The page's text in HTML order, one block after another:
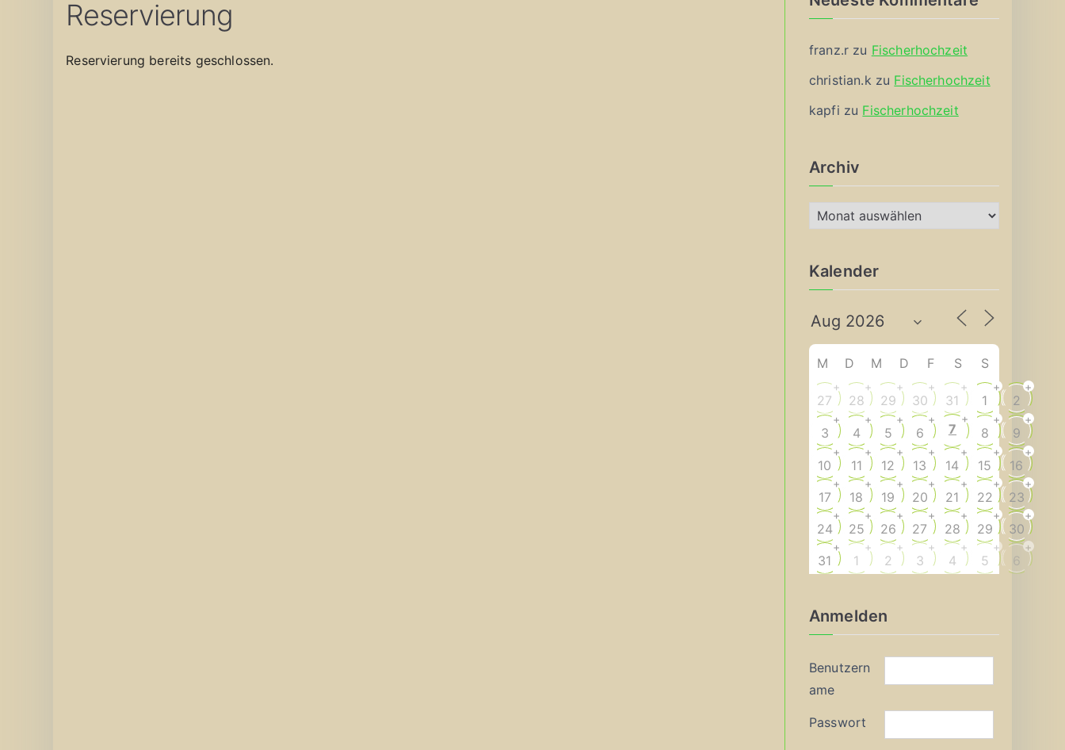
Reservierung
Reservierung bereits geschlossen.
franz.r zu Fischerhochzeit
christian.k zu Fischerhochzeit
kapfi zu Fischerhochzeit
Archiv
r
h
v
Kalender
M D M D F S S
27
+
28
+
29
+
30
+
31
+
1
+
2
+
3
+
4
+
5
+
6
+
7
+
8
+
9
+
10
+
11
+
12
+
13
+
14
+
15
+
16
+
17
+
18
+
19
+
20
+
21
+
22
+
23
+
24
+
25
+
26
+
27
+
28
+
29
+
30
+
31
+
1
+
2
+
3
+
4
+
5
+
6
+
Anmelden
Benutzern
ame
Passwort